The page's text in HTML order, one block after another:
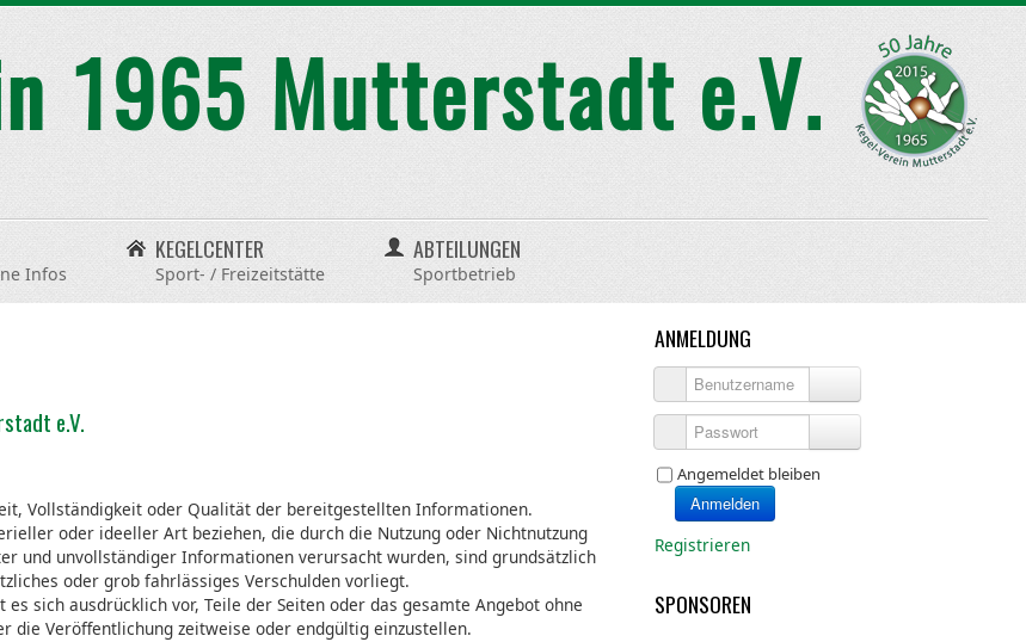
Infos
KEGELCENTER
Sport- / Freizeitstätte
ABTEILUNGEN
Sportbetrieb
e.V.
Vollständigkeit oder Qualität der bereitgestellten Informationen.
oder ideeller Art beziehen, die durch die Nutzung oder Nichtnutzung
und unvollständiger Informationen verursacht wurden, sind grundsätzlich
oder grob fahrlässiges Verschulden vorliegt.
sich ausdrücklich vor, Teile der Seiten oder das gesamte Angebot ohne
die Veröffentlichung zeitweise oder endgültig einzustellen.
ANMELDUNG
Benutzername
Passwort
Angemeldet bleiben
Anmelden
Registrieren
SPONSOREN